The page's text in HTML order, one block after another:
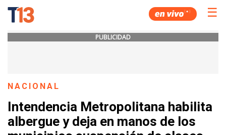
☰
PUBLICIDAD
NACIONAL
Intendencia Metropolitana habilita
albergue y deja en manos de los